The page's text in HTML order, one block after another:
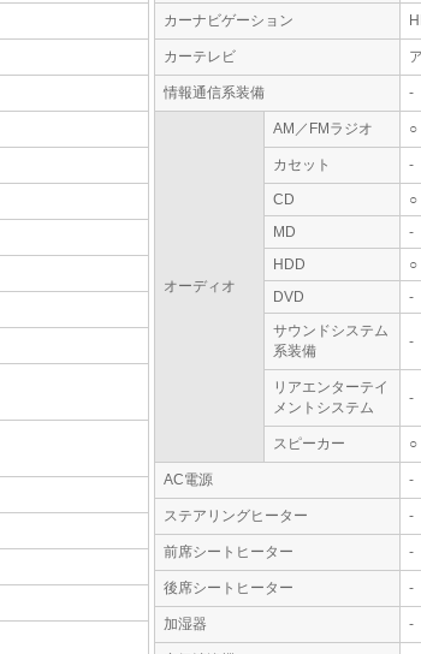
カーナビゲーション
カーテレビ
情報通信系装備 -
オーディオ
AM／FMラジオ ○
カセット -
CD
○
MD
-
HDD
○
DVD
-
サウンドシステム
系装備
-
リアエンターテイ
メントシステム
-
スピーカー ○
AC電源 -
ステアリングヒーター -
前席シートヒーター -
後席シートヒーター -
加湿器 -